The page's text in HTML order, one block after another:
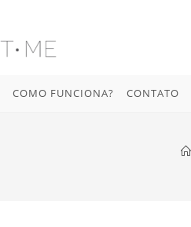
COMO FUNCIONA? CONTATO